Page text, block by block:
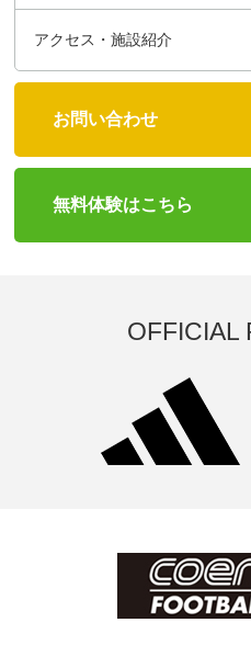
アクセス・施設紹介
お問い合わせ
無料体験はこちら
OFFICIAL